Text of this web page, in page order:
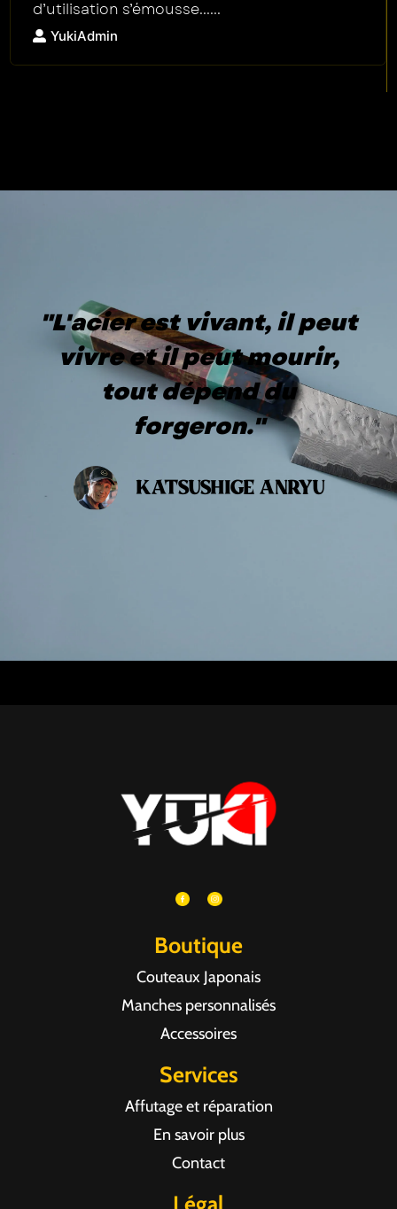
d’utilisation s’émousse......
YukiAdmin
"L'acier est vivant, il peut
vivre et il peut mourir,
tout dépend du
forgeron."
KATSUSHIGE ANRYU
Boutique
Couteaux Japonais
Manches personnalisés
Accessoires
Services
Affutage et réparation
En savoir plus
Contact